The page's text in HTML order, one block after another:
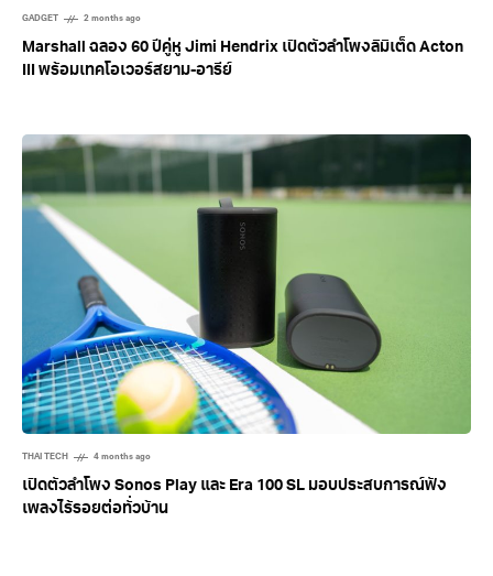
GADGET 2 months ago
Marshall ฉลอง 60 ปีคู่หู Jimi Hendrix เปิดตัวลำโพงลิมิเต็ด Acton
III พร้อมเทคโอเวอร์สยาม-อารีย์
THAI TECH 4 months ago
เปิดตัวลำโพง Sonos Play และ Era 100 SL มอบประสบการณ์ฟัง
เพลงไร้รอยต่อทั่วบ้าน